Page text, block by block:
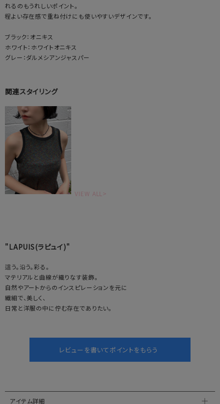
れるのもうれしいポイント。
程よい存在感で重ね付けにも使いやすいデザインです。
ブラック：オニキス
ホワイト：ホワイトオニキス
グレー：ダルメシアンジャスパー
関連スタイリング
VIEW ALL>
"LAPUIS(ラピュイ)"
這う。沿う。彩る。
マテリアルと曲線が織りなす装飾。
自然やアートからのインスピレーションを元に
繊細で、美しく、
日常と洋服の中に佇む存在でありたい。
アイテム詳細